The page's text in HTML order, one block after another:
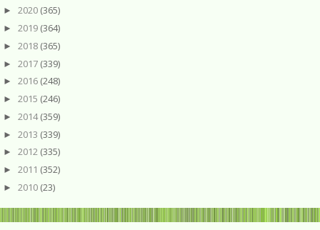
► 2020 (365)
► 2019 (364)
► 2018 (365)
► 2017 (339)
► 2016 (248)
► 2015 (246)
► 2014(359)
► 2013 (339)
► 2012 (335)
► 2011 (352)
► 2010 (23)